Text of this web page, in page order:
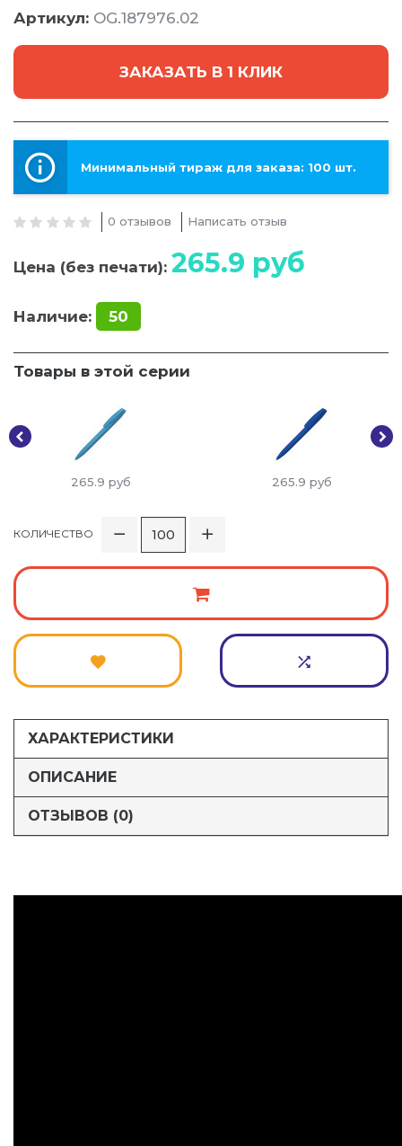
Артикул: OG.187976.02
ЗАКАЗАТЬ В 1 КЛИК
Минимальный тираж для заказа: 100 шт.
0 отзывов Написать отзыв
Цена (без печати): 265.9 руб
Наличие: 50
Товары в этой серии
265.9 руб 265.9 руб
КОЛИЧЕСТВО
ХАРАКТЕРИСТИКИ
ОПИСАНИЕ
ОТЗЫВОВ (0)